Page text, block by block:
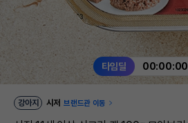
타임딜 00:00:00
강아지 시저 브랜드관 이동